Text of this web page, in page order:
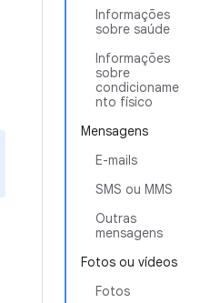
Informações
sobre saúde
Informações
sobre
condicioname
nto físico
Mensagens
E-mails
SMS ou MMS
Outras
mensagens
Fotos ou vídeos
Fotos